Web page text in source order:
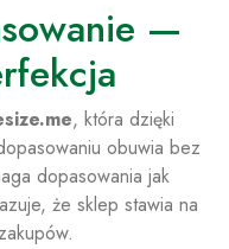
—
, która dzięki
obuwia bez
dopasowania jak
że sklep stawia na